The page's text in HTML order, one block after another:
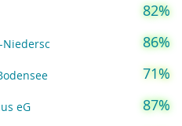
82%
Niedersc 86%
71%
eG 87%